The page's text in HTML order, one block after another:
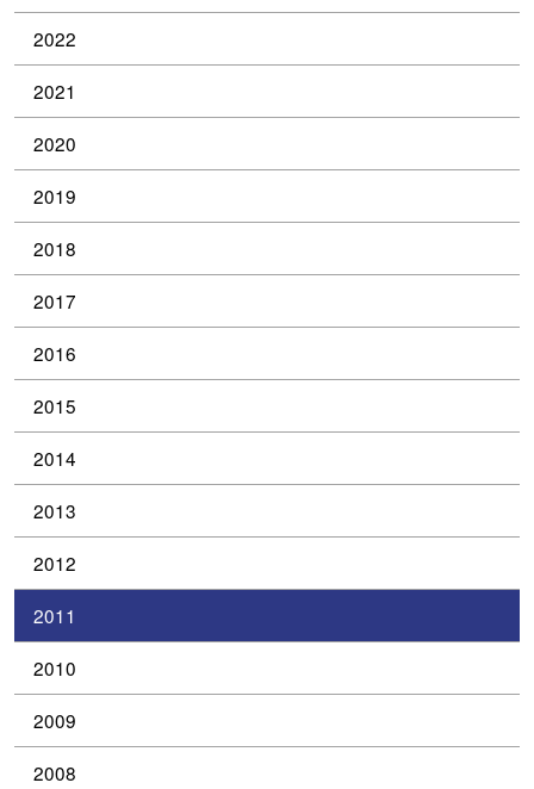
2022
2021
2020
2019
2018
2017
2016
2015
2014
2013
2012
2011
2010
2009
2008